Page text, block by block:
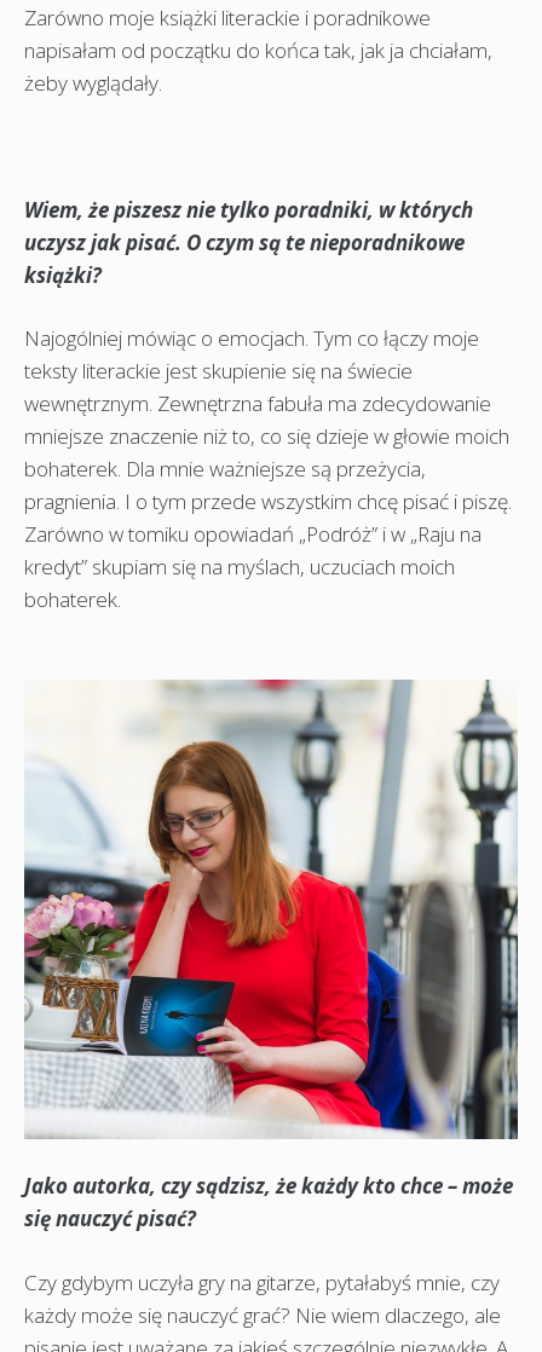
Zarówno moje książki literackie i poradnikowe
napisałam od początku do końca tak, jak ja chciałam,
żeby wyglądały.
Wiem, że piszesz nie tylko poradniki, w których
uczysz jak pisać. O czym są te nieporadnikowe
książki?
Najogólniej mówiąc o emocjach. Tym co łączy moje
teksty literackie jest skupienie się na świecie
wewnętrznym. Zewnętrzna fabuła ma zdecydowanie
mniejsze znaczenie niż to, co się dzieje w głowie moich
bohaterek. Dla mnie ważniejsze są przeżycia,
pragnienia. I o tym przede wszystkim chcę pisać i piszę.
Zarówno w tomiku opowiadań „Podróż” i w „Raju na
kredyt” skupiam się na myślach, uczuciach moich
bohaterek.
Jako autorka, czy sądzisz, że każdy kto chce – może
się nauczyć pisać?
Czy gdybym uczyła gry na gitarze, pytałabyś mnie, czy
każdy może się nauczyć grać? Nie wiem dlaczego, ale